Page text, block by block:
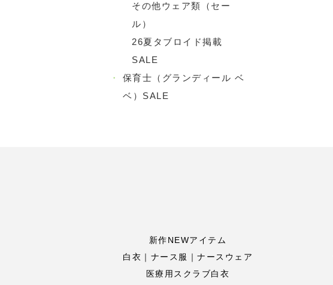
その他ウェア類（セー
ル）
26夏タブロイド掲載
SALE
・
保育士（グランディール ベ
ベ）SALE
新作NEWアイテム
白衣｜ナース服｜ナースウェア
医療用スクラブ白衣